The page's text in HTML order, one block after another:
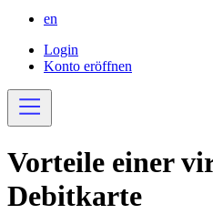
en
Login
Konto eröffnen
Vorteile einer
Debitkarte